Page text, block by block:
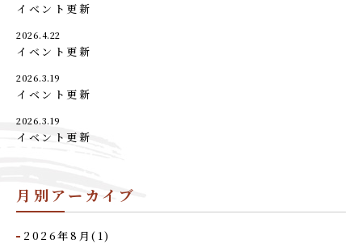
イベント更新
2026.4.22
イベント更新
2026.3.19
イベント更新
2026.3.19
イベント更新
月別アーカイブ
2026年8月(1)